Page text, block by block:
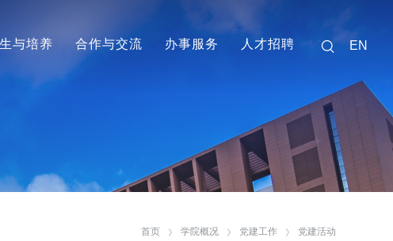
与培养 合作与交流 办事服务 人才招聘 EN
首页 学院概况 党建工作 党建活动